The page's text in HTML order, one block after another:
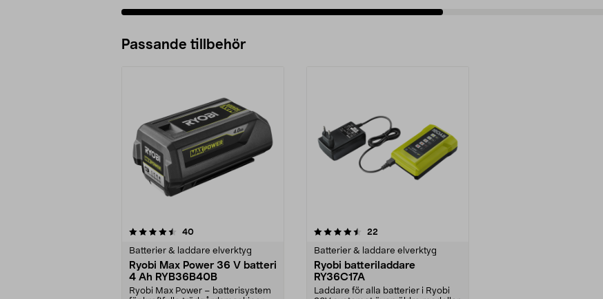
Passande tillbehör
40recensioner
Batterier & laddare elverktyg
Ryobi Max Power 36 V batteri
4 Ah RYB36B40B
Ryobi Max Power – batterisystem
4.5av 5 stjärnor 22
Batterier & laddare elverktyg
Ryobi batteriladdare
RY36C17A
Laddare för alla batterier i Ryobi